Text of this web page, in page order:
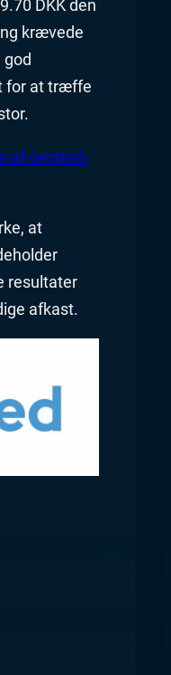
DKK den
krævede
for at træffe
af-oersted-
at
resultater
afkast.